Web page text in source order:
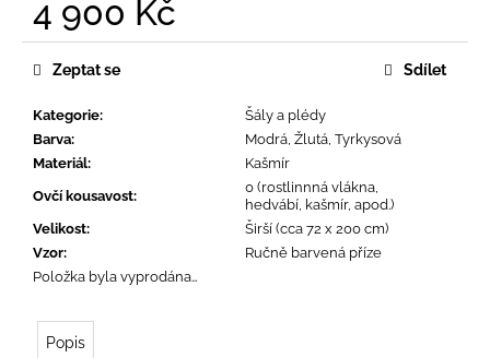
4 900 Kč
Měrná
cena:
Kategorie:
Šály a plédy
Barva:
Modrá, Žlutá, Tyrkysová
Materiál:
Kašmír
Ovčí kousavost:
0 (rostlinnná vlákna,
hedvábí, kašmír, apod.)
Velikost:
Širší (cca 72 x 200 cm)
Vzor:
Ručně barvená příze
Položka byla vyprodána…
Zeptat se Sdílet
Popis
č
u
m
e